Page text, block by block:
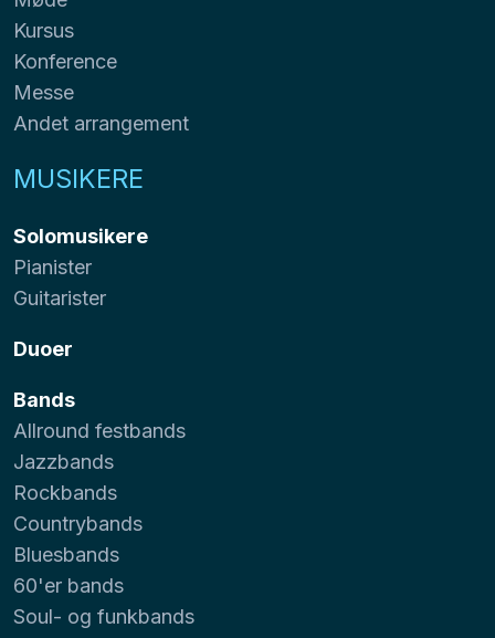
Kursus
Konference
Messe
Andet arrangement
MUSIKERE
Solomusikere
Pianister
Guitarister
Duoer
Bands
Allround festbands
Jazzbands
Rockbands
Countrybands
Bluesbands
60'er bands
Soul- og funkbands